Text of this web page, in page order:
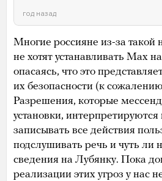
год назад
Многие россияне из-за такой
не хотят устанавливать Max
опасаясь, что это
их безопасности (к
Разрешения, которые
установки, интерпретируются
записывать все действия
подслушивать речь и чуть ли
сведения на Лубянку. Пока
реализации этих угроз у нас